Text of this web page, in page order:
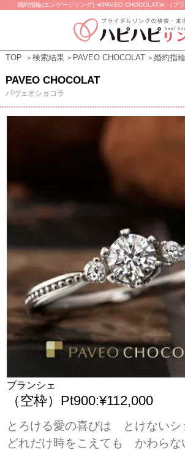
婚約指輪(エンゲージリング) ≪PAVEO CHOCOLAT≫ （ブ
TOP 検索結果 PAVEO CHOCOLAT 婚約指
PAVEO CHOCOLAT
パヴェオショコラ
ブランシェ
（空枠）Pt900:¥112,000
とろける愛の喜びは とけないシ
どれだけ時をこえても かわらな